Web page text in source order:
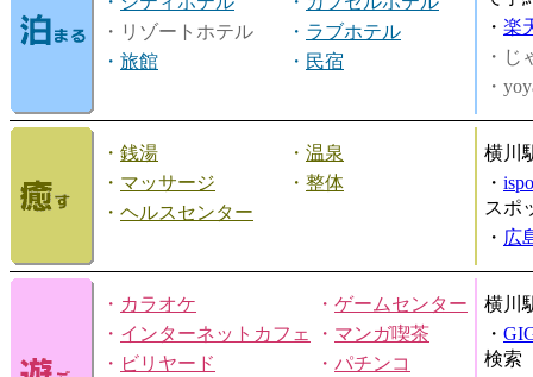
・リゾートホテル
・ ラブホテル
・ 旅館 ・ 民宿
・ 楽
・じ
・
・ 銭湯 ・ 温泉
・ マッサージ ・ 整体
・ ヘルスセンター
横川
・
スポ
・ 広
・ カラオケ ・ ゲームセンター
・ インターネットカフェ ・ マンガ喫茶
・ ビリヤード ・ パチンコ
横川
・
検索